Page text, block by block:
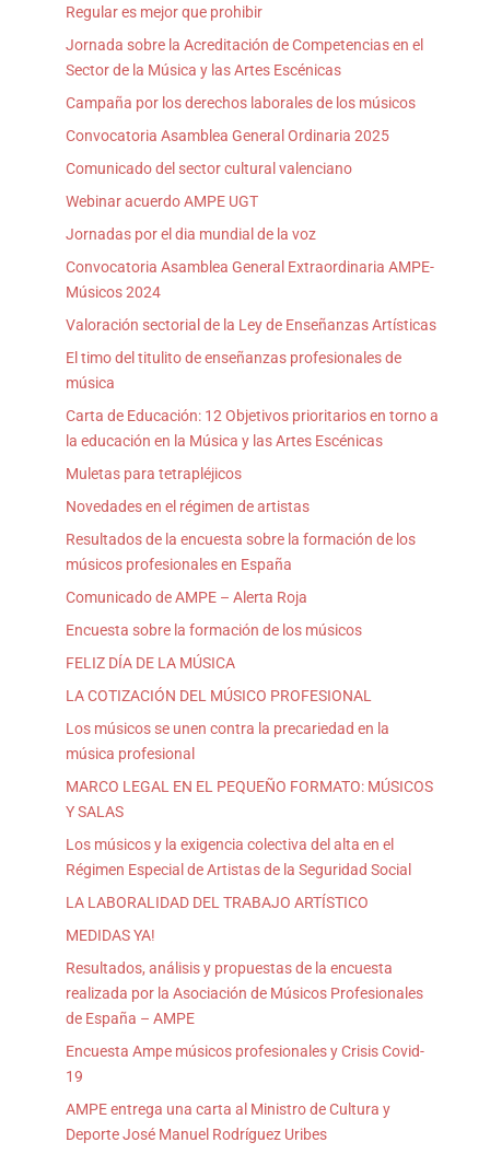
Regular es mejor que prohibir
Jornada sobre la Acreditación de Competencias en el
Sector de la Música y las Artes Escénicas
Campaña por los derechos laborales de los músicos
Convocatoria Asamblea General Ordinaria 2025
Comunicado del sector cultural valenciano
Webinar acuerdo AMPE UGT
Jornadas por el dia mundial de la voz
Convocatoria Asamblea General Extraordinaria AMPE-
Músicos 2024
Valoración sectorial de la Ley de Enseñanzas Artísticas
El timo del titulito de enseñanzas profesionales de
música
Carta de Educación: 12 Objetivos prioritarios en torno a
la educación en la Música y las Artes Escénicas
Muletas para tetrapléjicos
Novedades en el régimen de artistas
Resultados de la encuesta sobre la formación de los
músicos profesionales en España
Comunicado de AMPE – Alerta Roja
Encuesta sobre la formación de los músicos
FELIZ DÍA DE LA MÚSICA
LA COTIZACIÓN DEL MÚSICO PROFESIONAL
Los músicos se unen contra la precariedad en la
música profesional
MARCO LEGAL EN EL PEQUEÑO FORMATO: MÚSICOS
Y SALAS
Los músicos y la exigencia colectiva del alta en el
Régimen Especial de Artistas de la Seguridad Social
LA LABORALIDAD DEL TRABAJO ARTÍSTICO
MEDIDAS YA!
Resultados, análisis y propuestas de la encuesta
realizada por la Asociación de Músicos Profesionales
de España – AMPE
Encuesta Ampe músicos profesionales y Crisis Covid-
19
AMPE entrega una carta al Ministro de Cultura y
Deporte José Manuel Rodríguez Uribes